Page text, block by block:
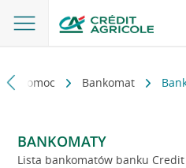
i pomoc Bankomat
BANKOMATY
Lista bankomatów banku